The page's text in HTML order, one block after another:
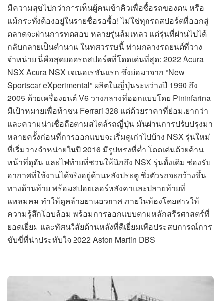
มีความสุขไปกว่าการเห็นผู้คนเข้าคิวเพื่อซื้อรถของตน หรือ
แม้กระทั่งต้องอยู่ในรายชื่อรอซื้อ! ไม่ใช่ทุกรถสปอร์ตที่ออกสู่
ตลาดจะผ่านการทดสอบ หลายรุ่นล้มเหลว แต่รุ่นที่ผ่านไปได้
กลับกลายเป็นตำนาน ในทศวรรษนี้ ท่ามกลางรถยนต์ที่วาง
จำหน่าย นี่คือสุดยอดรถสปอร์ตที่โดดเด่นที่สุด: 2022 Acura
NSX Acura NSX เจเนอเรชันแรก ซึ่งย่อมาจาก “New
Sportscar eXperimental” ผลิตในญี่ปุ่นระหว่างปี 1990 ถึง
2005 ด้วยเครื่องยนต์ V6 วางกลางที่ออกแบบโดย Pininfarina
มีเป้าหมายเพื่อท้าชน Ferrari 328 แต่ด้วยราคาที่ย่อมเยากว่า
และความน่าเชื่อถือตามสไตล์รถญี่ปุ่น มันผ่านการปรับปรุงมา
หลายครั้งก่อนที่การออกแบบจะเริ่มดูเก่าไปบ้าง NSX รุ่นใหม่
ที่เริ่มวางจำหน่ายในปี 2016 มีรูปทรงที่ต่ำ โดดเด่นด้วยด้าน
หน้าที่ดุดัน และไฟท้ายที่ชวนให้นึกถึง NSX รุ่นดั้งเดิม ช่องรับ
อากาศที่ใช้งานได้จริงอยู่ด้านหลังประตู ซึ่งตัวรถจะกว้างขึ้น
ทางด้านท้าย พร้อมสปอยเลอร์หลังคาและปลายท้ายที่
แหลมคม ทำให้ดูคล้ายยานอวกาศ ภายในห้องโดยสารให้
ความรู้สึกโอบล้อม พร้อมการออกแบบตามหลักสรีรศาสตร์ที่
ยอดเยี่ยม และทัศนวิสัยด้านหลังที่ดีเยี่ยมเพื่อประสบการณ์การ
ขับขี่ที่น่าประทับใจ 2022 Aston Martin DBS